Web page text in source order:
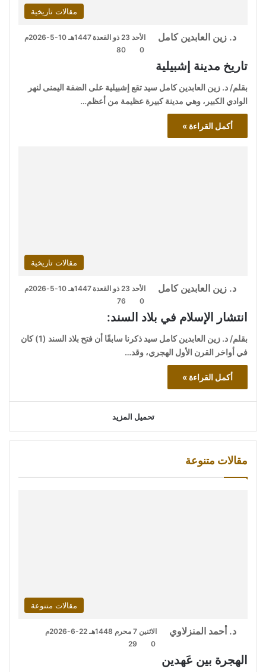
مقالات تاريخية
د. زين العابدين كامل
الأحد 23 ذو القعدة 1447هـ 10-5-2026م
0
80
تاريخ مدينة إشبيلية
بقلم/ د. زين العابدين كامل سيد تقع إشبيلية على الضفة اليمنى لنهر
الوادي الكبير، وهي مدينة كبيرة عظيمة من أعظم…
أكمل القراءة »
مقالات تاريخية
د. زين العابدين كامل
الأحد 23 ذو القعدة 1447هـ 10-5-2026م
0
76
انتشار الإسلام في بلاد السند:
بقلم/ د. زين العابدين كامل سيد ذكرنا سابقًا أن فتح بلاد السند (1) كان
في أواخر القرن الأول الهجري، وقد…
أكمل القراءة »
تحميل المزيد
مقالات متنوعة
مقالات متنوعة
د. أحمد المنزلاوي
الاثنين 7 محرم 1448هـ 22-6-2026م
0
29
الهجرة بين عَهدين